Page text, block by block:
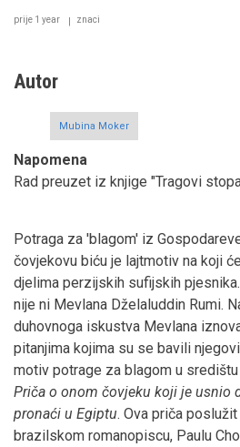
prije 1 year znaci
Autor
Mubina Moker
Napomena
Rad preuzet iz knjige "Tragovi
Potraga za 'blagom' iz
čovjekovu biću je lajtmotiv na koji
djelima perzijskih sufijskih
nije ni Mevlana Dželaluddin Rumi.
duhovnoga iskustva Mevlana
pitanjima kojima su se bavili
motiv potrage za blagom u
Priča o onom čovjeku koji je usnio
pronaći u Egiptu. Ova priča
brazilskom romanopiscu, Paulu